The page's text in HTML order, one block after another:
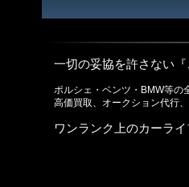
一切の妥協を許さない『
ポルシェ・ベンツ・BMW等の
高価買取、オークション代行
ワンランク上のカーライ